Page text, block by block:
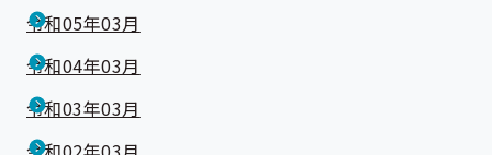
令和05年03月
令和04年03月
令和03年03月